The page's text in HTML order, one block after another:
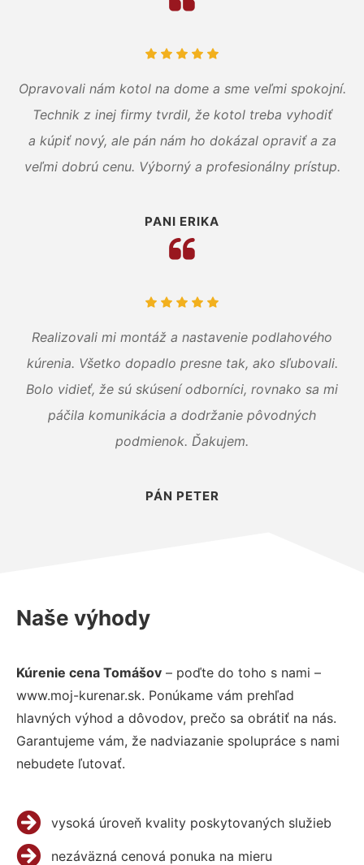
Opravovali nám kotol na dome a sme veľmi spokojní.
Technik z inej firmy tvrdil, že kotol treba vyhodiť
a kúpiť nový, ale pán nám ho dokázal opraviť a za
veľmi dobrú cenu. Výborný a profesionálny prístup.
PANI ERIKA
Realizovali mi montáž a nastavenie podlahového
kúrenia. Všetko dopadlo presne tak, ako sľubovali.
Bolo vidieť, že sú skúsení odborníci, rovnako sa mi
páčila komunikácia a dodržanie pôvodných
podmienok. Ďakujem.
PÁN PETER
Naše výhody
Kúrenie cena Tomášov – poďte do toho s nami –
www.moj-kurenar.sk. Ponúkame vám prehľad
hlavných výhod a dôvodov, prečo sa obrátiť na nás.
Garantujeme vám, že nadviazanie spolupráce s nami
nebudete ľutovať.
vysoká úroveň kvality poskytovaných služieb
nezáväzná cenová ponuka na mieru